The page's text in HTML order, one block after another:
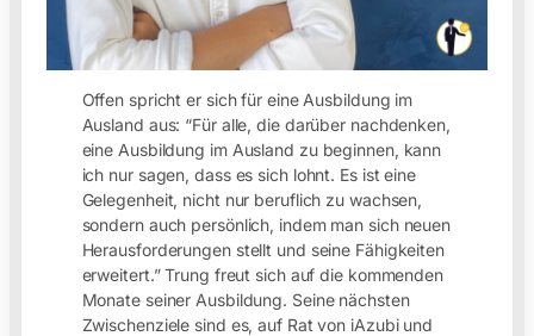
Offen spricht er sich für eine Ausbildung im
Ausland aus: “Für alle, die darüber nachdenken,
eine Ausbildung im Ausland zu beginnen, kann
ich nur sagen, dass es sich lohnt. Es ist eine
Gelegenheit, nicht nur beruflich zu wachsen,
sondern auch persönlich, indem man sich neuen
Herausforderungen stellt und seine Fähigkeiten
erweitert.” Trung freut sich auf die kommenden
Monate seiner Ausbildung. Seine nächsten
Zwischenziele sind es, auf Rat von iAzubi und